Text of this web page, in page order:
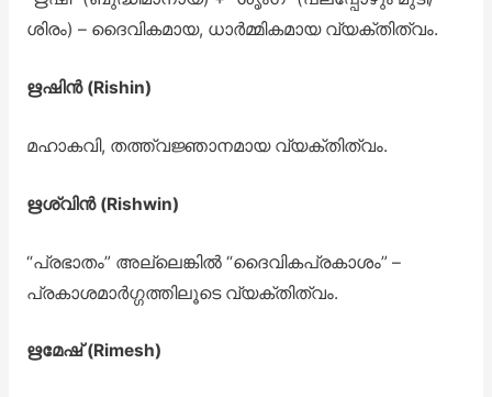
ശിരം) – ദൈവികമായ, ധാർമ്മികമായ വ്യക്തിത്വം.
ഋഷിൻ (Rishin)
മഹാകവി, തത്ത്വജ്ഞാനമായ വ്യക്തിത്വം.
ഋശ്വിൻ (Rishwin)
“പ്രഭാതം” അല്ലെങ്കിൽ “ദൈവികപ്രകാശം” –
പ്രകാശമാർഗ്ഗത്തിലൂടെ വ്യക്തിത്വം.
ഋമേഷ് (Rimesh)